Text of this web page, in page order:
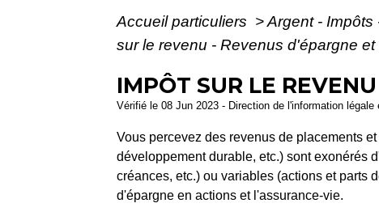
Accueil particuliers >Argent - Impôts
sur le revenu - Revenus d'épargne
IMPÔT SUR LE
Vérifié le 08 Jun 2023 - Direction de l'information
Vous percevez des revenus de placements
développement durable, etc.) sont exonérés
créances, etc.) ou variables (actions et parts
d'épargne en actions et l'assurance-vie.